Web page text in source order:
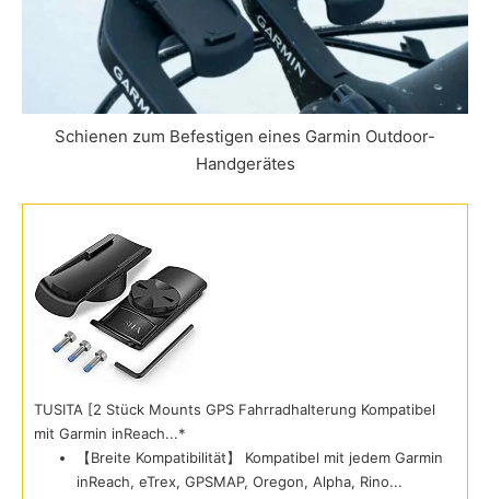
Schienen zum Befestigen eines Garmin Outdoor-
Handgerätes
TUSITA [2 Stück Mounts GPS Fahrradhalterung Kompatibel
mit Garmin inReach...*
【Breite Kompatibilität】 Kompatibel mit jedem Garmin
inReach, eTrex, GPSMAP, Oregon, Alpha, Rino...